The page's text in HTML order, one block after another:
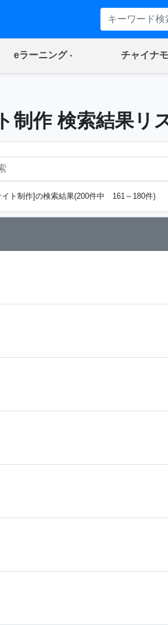
eラーニング(current) チャイナ
制作 検索結果リ
イト制作]の検索結果(200件中 161～180件)